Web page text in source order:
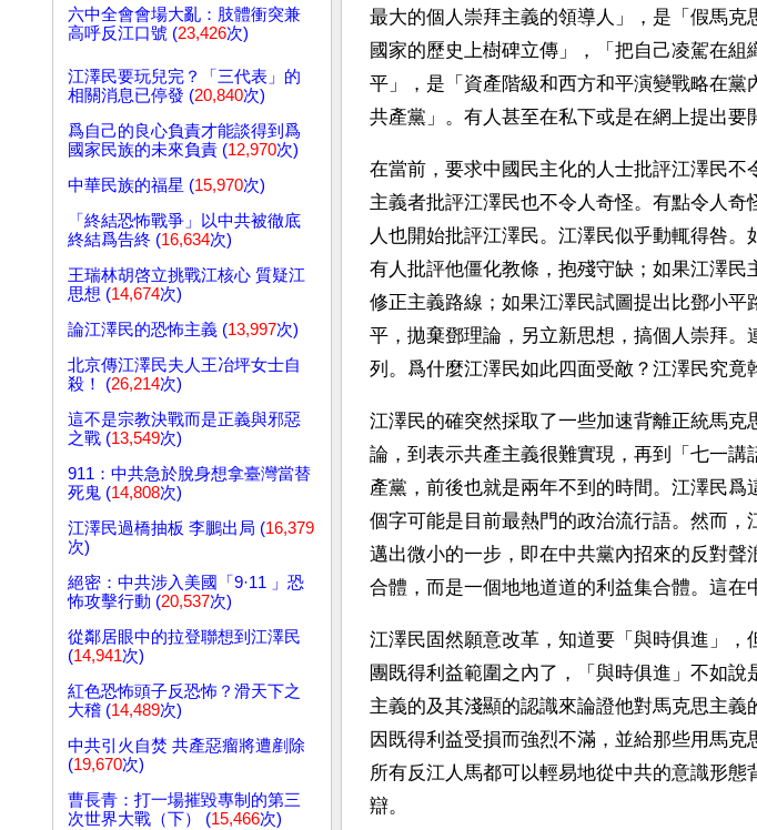
六中全會會場大亂：肢體衝突兼
高呼反江口號 (23,426次)
江澤民要玩兒完？「三代表」的
相關消息已停發 (20,840次)
爲自己的良心負責才能談得到爲
國家民族的未來負責 (12,970次)
中華民族的福星 (15,970次)
「終結恐怖戰爭」以中共被徹底
終結爲告終 (16,634次)
王瑞林胡啓立挑戰江核心 質疑江
思想 (14,674次)
論江澤民的恐怖主義 (13,997次)
北京傳江澤民夫人王冶坪女士自
殺！ (26,214次)
這不是宗教決戰而是正義與邪惡
之戰 (13,549次)
911：中共急於脫身想拿臺灣當替
死鬼 (14,808次)
江澤民過橋抽板 李鵬出局 (16,379
次)
絕密：中共涉入美國「9·11 」恐
怖攻擊行動 (20,537次)
從鄰居眼中的拉登聯想到江澤民
(14,941次)
紅色恐怖頭子反恐怖？滑天下之
大稽 (14,489次)
中共引火自焚 共產惡瘤將遭剷除
(19,670次)
曹長青：打一場摧毀專制的第三
次世界大戰（下） (15,466次)
最大的個人崇拜主義的領導人」，是「假馬
國家的歷史上樹碑立傳」，「把自己凌駕在
平」，是「資產階級和西方和平演變戰略在
共產黨」。有人甚至在私下或是在網上提出要
在當前，要求中國民主化的人士批評江澤民
主義者批評江澤民也不令人奇怪。有點令人
人也開始批評江澤民。江澤民似乎動輒得咎
有人批評他僵化教條，抱殘守缺；如果江澤
修正主義路線；如果江澤民試圖提出比鄧小
平，拋棄鄧理論，另立新思想，搞個人崇拜
列。爲什麼江澤民如此四面受敵？江澤民究竟
江澤民的確突然採取了一些加速背離正統馬
論，到表示共產主義很難實現，再到「七一
產黨，前後也就是兩年不到的時間。江澤民
個字可能是目前最熱門的政治流行語。然而
邁出微小的一步，即在中共黨內招來的反對
合體，而是一個地地道道的利益集合體。這在
江澤民固然願意改革，知道要「與時俱進」
團既得利益範圍之內了，「與時俱進」不如
主義的及其淺顯的認識來論證他對馬克思主
因既得利益受損而強烈不滿，並給那些用馬克
所有反江人馬都可以輕易地從中共的意識形
辯。